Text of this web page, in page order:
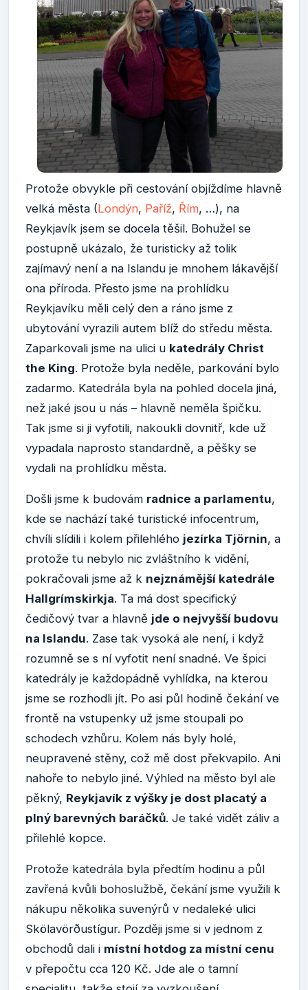
Protože obvykle při cestování objíždíme hlavně
velká města (Londýn, Paříž, Řím, …), na
Reykjavík jsem se docela těšil. Bohužel se
postupně ukázalo, že turisticky až tolik
zajímavý není a na Islandu je mnohem lákavější
ona příroda. Přesto jsme na prohlídku
Reykjavíku měli celý den a ráno jsme z
ubytování vyrazili autem blíž do středu města.
Zaparkovali jsme na ulici u katedrály Christ
the King. Protože byla neděle, parkování bylo
zadarmo. Katedrála byla na pohled docela jiná,
než jaké jsou u nás – hlavně neměla špičku.
Tak jsme si ji vyfotili, nakoukli dovnitř, kde už
vypadala naprosto standardně, a pěšky se
vydali na prohlídku města.
Došli jsme k budovám radnice a parlamentu,
kde se nachází také turistické infocentrum,
chvíli slídili i kolem přilehlého jezírka Tjörnin, a
protože tu nebylo nic zvláštního k vidění,
pokračovali jsme až k nejznámější katedrále
Hallgrímskirkja. Ta má dost specifický
čedičový tvar a hlavně jde o nejvyšší budovu
na Islandu. Zase tak vysoká ale není, i když
rozumně se s ní vyfotit není snadné. Ve špici
katedrály je každopádně vyhlídka, na kterou
jsme se rozhodli jít. Po asi půl hodině čekání ve
frontě na vstupenky už jsme stoupali po
schodech vzhůru. Kolem nás byly holé,
neupravené stěny, což mě dost překvapilo. Ani
nahoře to nebylo jiné. Výhled na město byl ale
pěkný, Reykjavík z výšky je dost placatý a
plný barevných baráčků. Je také vidět záliv a
přilehlé kopce.
Protože katedrála byla předtím hodinu a půl
zavřená kvůli bohoslužbě, čekání jsme využili k
nákupu několika suvenýrů v nedaleké ulici
Skölavörðustígur. Později jsme si v jednom z
obchodů dali i místní hotdog za místní cenu
v přepočtu cca 120 Kč. Jde ale o tamní